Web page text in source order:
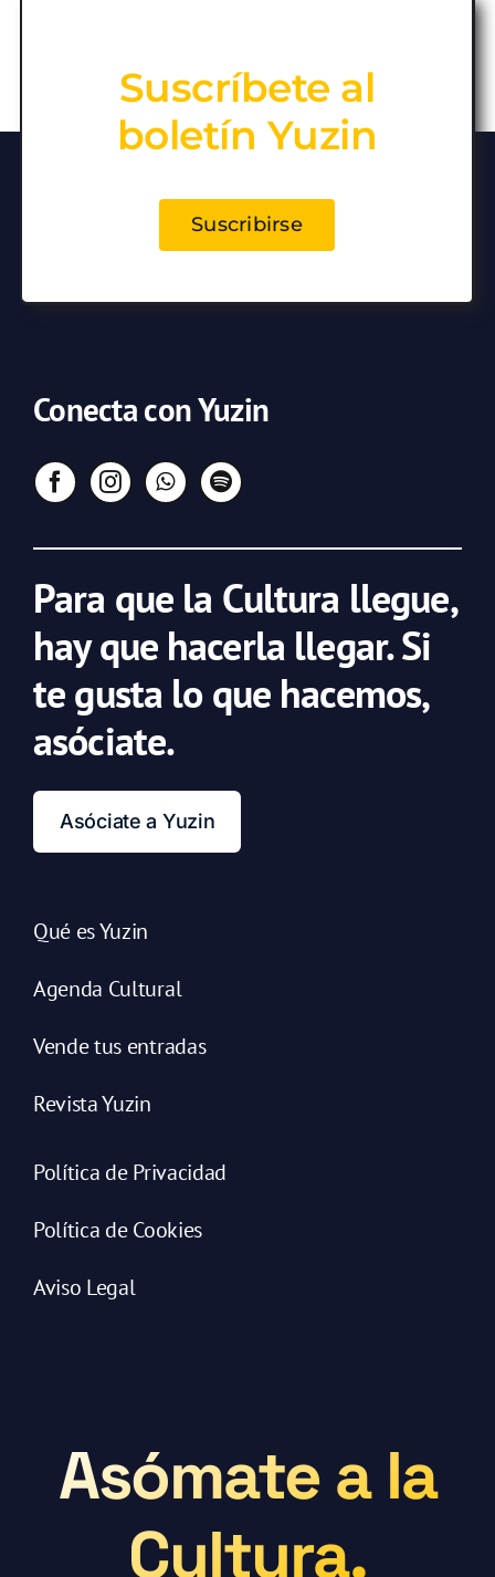
Suscríbete al
boletín Yuzin
Suscribirse
Conecta con Yuzin
Para que la Cultura llegue,
hay que hacerla llegar. Si
te gusta lo que hacemos,
asóciate.
Asóciate a Yuzin
Qué es Yuzin
Agenda Cultural
Vende tus entradas
Revista Yuzin
Política de Privacidad
Política de Cookies
Aviso Legal
Asómate a la
Cultura.